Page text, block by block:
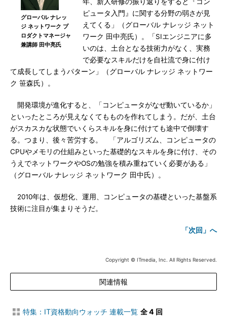
グローバル ナレッ
ジ ネットワーク プ
ロダクトマネージャ
兼講師 田中亮氏
ピュータ入門』に関する分野の弱さが見
えてくる」（グローバル ナレッジ ネット
ワーク 田中亮氏）。「SIエンジニアに多
いのは、土台となる技術力がなく、実務
で必要なスキルだけを自社流で身に付け
て成長してしまうパターン」（グローバル ナレッジ ネットワー
ク 笹森氏）。
開発環境が進化すると、「コンピュータがなぜ動いているか」
といったところが見えなくてもものを作れてしまう。だが、土台
がスカスカな状態でいくらスキルを身に付けても途中で倒壊す
る。つまり、後々苦労する。 「アルゴリズム、コンピュータの
CPUやメモリの仕組みといった基礎的なスキルを身に付け、その
うえでネットワークやOSの勉強を積み重ねていく必要がある」
（グローバル ナレッジ ネットワーク 田中氏）。
2010年は、仮想化、運用、コンピュータの基礎といった基盤系
技術に注目が集まりそうだ。
「次回」へ
Copyright © ITmedia, Inc. All Rights Reserved.
関連情報
特集：IT資格動向ウォッチ 連載一覧 全 4 回